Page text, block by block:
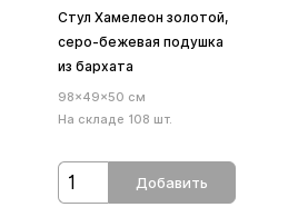
Стул Хамелеон золотой,
серо-бежевая подушка
из бархата
98×49×50 см
На складе 108 шт.
Добавить